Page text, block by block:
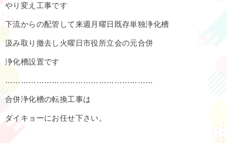
やり変え工事です
下流からの配管して来週月曜日既存単独浄化槽
汲み取り撤去し火曜日市役所立会の元合併
浄化槽設置です
…………………………………………………
合併浄化槽の転換工事は
ダイキョーにお任せ下さい。